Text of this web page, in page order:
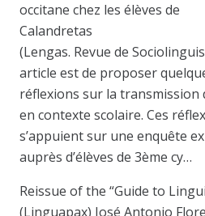
occitane chez les élèves de
Calandretas
(Lengas. Revue de
article est de proposer
réflexions sur la transmission
en contexte scolaire. Ces
s’appuient sur une enquête
auprès d’élèves de 3ème cy…
Reissue of the “Guide to
(Linguapax) José Antonio